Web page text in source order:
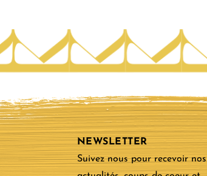
NEWSLETTER
Suivez nous pour recevoir nos